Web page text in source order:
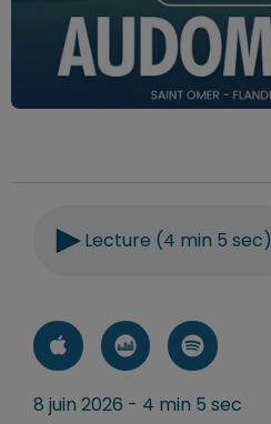
Lecture (4 min 5 sec)
8 juin 2026 - 4 min 5 sec